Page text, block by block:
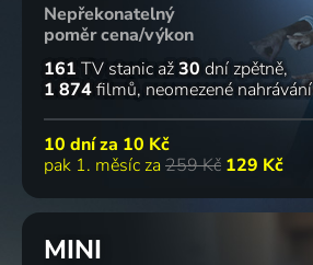
Nepřekonatelný
poměr cena/výkon
161 TV stanic až30 dní zpětně
1 874filmů neomezené nahrávání
10 dní za 10 Kč
pak 1. měsíc za 259 Kč 129 Kč
MINI